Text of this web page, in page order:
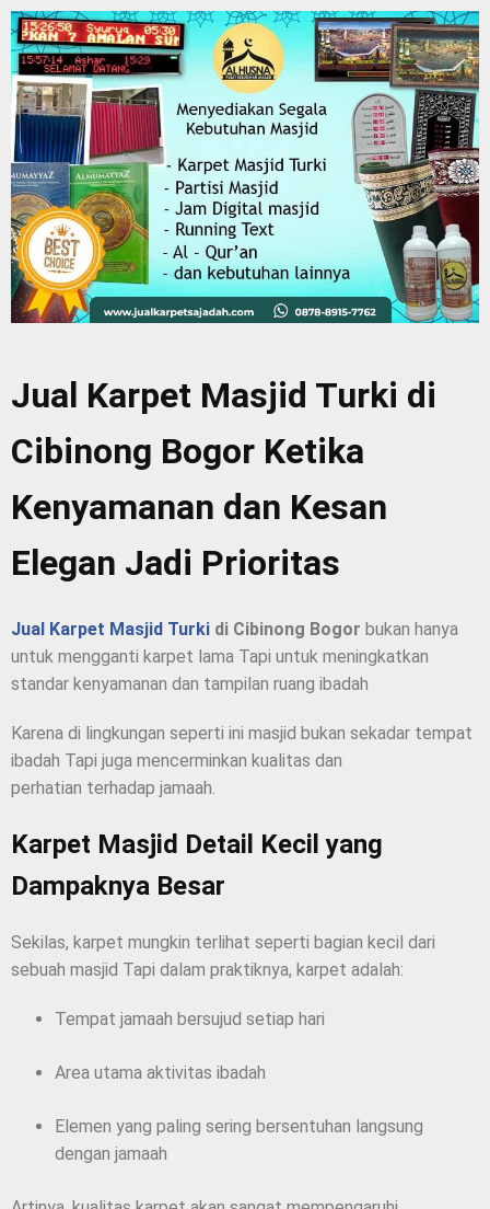
Jual Karpet Masjid Turki di
Cibinong Bogor Ketika
Kenyamanan dan Kesan
Elegan Jadi Prioritas
Jual Karpet Masjid Turki di Cibinong Bogor bukan hanya
untuk mengganti karpet lama Tapi untuk meningkatkan
standar kenyamanan dan tampilan ruang ibadah
Karena di lingkungan seperti ini masjid bukan sekadar tempat
ibadah Tapi juga mencerminkan kualitas dan
perhatian terhadap jamaah.
Karpet Masjid Detail Kecil yang
Dampaknya Besar
Sekilas, karpet mungkin terlihat seperti bagian kecil dari
sebuah masjid Tapi dalam praktiknya, karpet adalah:
Tempat jamaah bersujud setiap hari
Area utama aktivitas ibadah
Elemen yang paling sering bersentuhan langsung
dengan jamaah